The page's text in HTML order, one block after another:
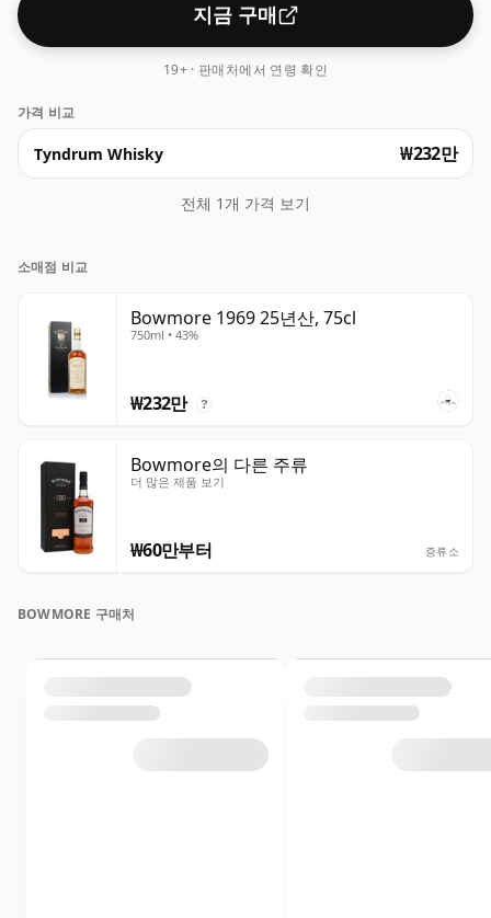
지금 구매
19+ · 판매처에서 연령 확인
가격 비교
Tyndrum Whisky ₩232만
전체 1개 가격 보기
소매점 비교
Bowmore 1969 25년산, 75cl
750ml • 43%
₩232만 ?
Bowmore의 다른 주류
더 많은 제품 보기
₩60만부터 증류소
BOWMORE 구매처